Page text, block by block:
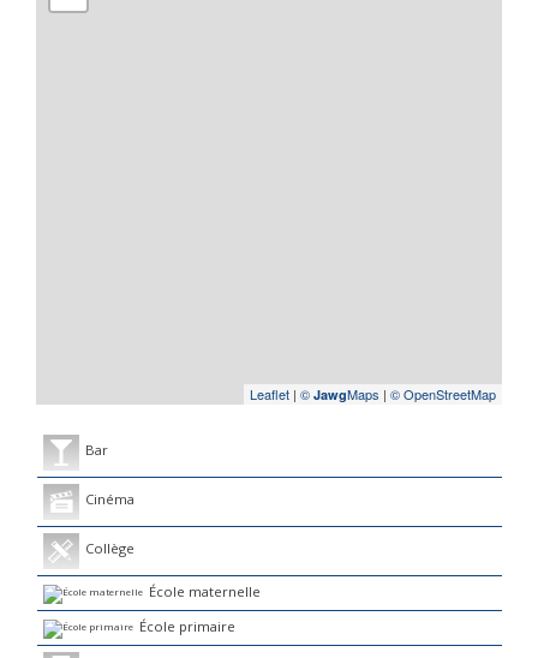
Leaflet | © JawgMaps | © OpenStreetMap
Bar
Cinéma
Collège
École maternelle
École primaire